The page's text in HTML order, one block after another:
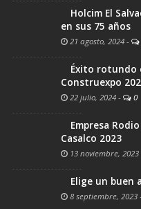
Holcim El
en sus 75 años
21 agosto, 2024 -
Éxito rotundo
Construexpo
22 julio, 2024 - 0
Empresa
Casalco 2023
13 noviembre, 2023
Elige un buen
8 septiembre, 2023 -